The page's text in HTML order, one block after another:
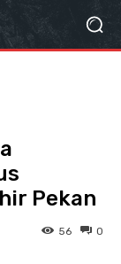
Pekan
0
56